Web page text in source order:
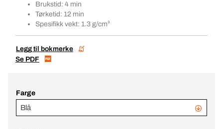
Brukstid: 4 min
Tørketid: 12 min
Spesifikk vekt: 1.3 g/cm³
Legg til bokmerke
Se PDF
Farge
Blå